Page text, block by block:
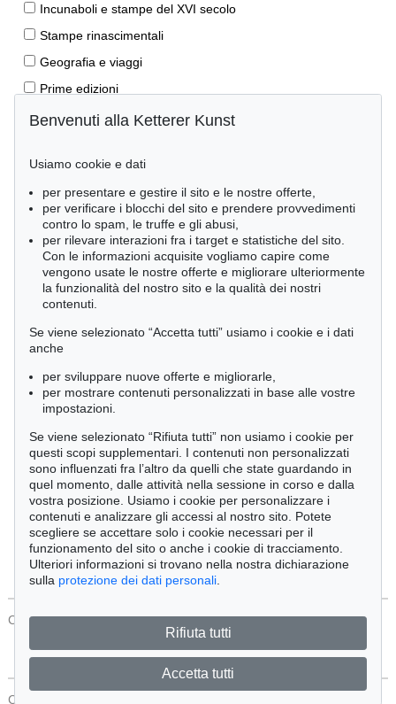
Incunaboli e stampe del XVI secolo
Stampe rinascimentali
Geografia e viaggi
Prime edizioni
Manoscritti antichi
Libri per bambini
Lifestyle
Pietre miliari delle scienze naturali
Letteratura classica
Economia e diritto
Meraviglie della natura
Cimelia
Ordine:
Tutti gli oggetti
Solo offerte attuali
Solo oggetti venduti
Cerca
CONTATTI Protezione Dei Dati
CONTATTI
Benvenuti alla Ketterer Kunst
Usiamo cookie e dati
per presentare e gestire il sito e le nostre offerte,
per verificare i blocchi del sito e prendere provvedimenti
contro lo spam, le truffe e gli abusi,
per rilevare interazioni fra i target e statistiche del sito.
Con le informazioni acquisite vogliamo capire come
vengono usate le nostre offerte e migliorare ulteriormente
la funzionalità del nostro sito e la qualità dei nostri
contenuti.
Se viene selezionato “Accetta tutti” usiamo i cookie e i dati
anche
per sviluppare nuove offerte e migliorarle,
per mostrare contenuti personalizzati in base alle vostre
impostazioni.
Se viene selezionato “Rifiuta tutti” non usiamo i cookie per
questi scopi supplementari. I contenuti non personalizzati
sono influenzati fra l’altro da quelli che state guardando in
quel momento, dalle attività nella sessione in corso e dalla
vostra posizione. Usiamo i cookie per personalizzare i
contenuti e analizzare gli accessi al nostro sito. Potete
scegliere se accettare solo i cookie necessari per il
funzionamento del sito o anche i cookie di tracciamento.
Ulteriori informazioni si trovano nella nostra dichiarazione
sulla protezione dei dati personali
Rifiuta tutti
Accetta tutti